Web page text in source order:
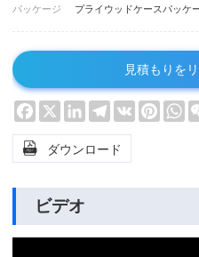
パッケージ
プライウッドケースパッケ
見積もりを
Facebook
X LinkedInTelegram
VK
 ダウンロード
ビデオ